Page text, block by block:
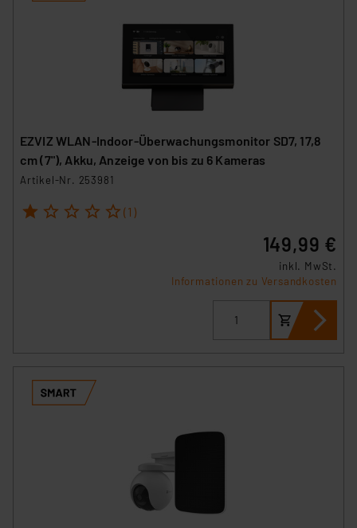
EZVIZ WLAN-Indoor-Überwachungsmonitor SD7, 17,8
cm (7"), Akku, Anzeige von bis zu 6 Kameras
Artikel-Nr. 253981
1 2 3 4 5 (1)
149,99 €
inkl. MwSt.
Informationen zu Versandkosten